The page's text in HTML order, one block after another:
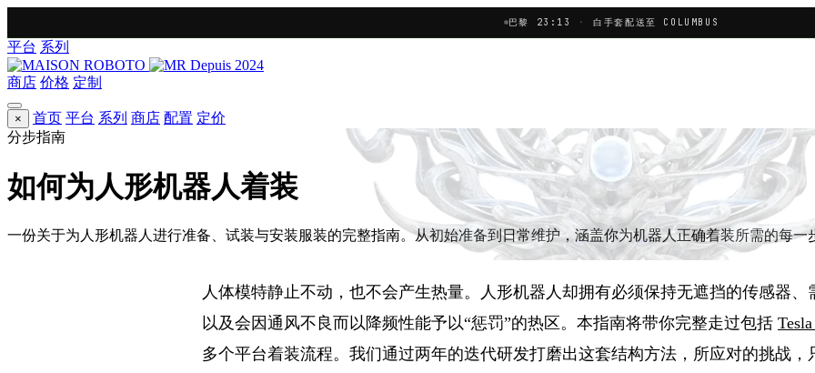
巴黎 23:13 · 白手套配送至 COLUMBUS
平台 系列
Depuis 2024
商店 价格 定制
× 首页 平台 系列 商店 配置 定价
分步指南
如何为人形机器人着装
一份关于为人形机器人进行准备、试装与安装服装的完整指南。从初始准备到日常维护，涵盖你为机器人正确着装所需的每一
人体模特静止不动，也不会产生热量。人形机器人却拥有必须保持无遮挡的传感器
以及会因通风不良而以降频性能予以“惩罚”的热区。本指南将带你完整走过包括
多个平台着装流程。我们通过两年的迭代研发打磨出这套结构方法，所应对的挑战